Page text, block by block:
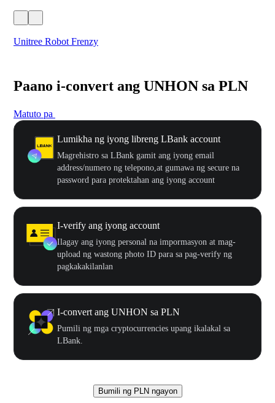
Unitree Robot Frenzy
Paano i-convert ang UNHON sa PLN
Matuto pa
Lumikha ng iyong libreng LBank account
Magrehistro sa LBank gamit ang iyong email
address/numero ng telepono,at gumawa ng secure na
password para protektahan ang iyong account
I-verify ang iyong account
Ilagay ang iyong personal na impormasyon at mag-
upload ng wastong photo ID para sa pag-verify ng
pagkakakilanlan
I-convert ang UNHON sa PLN
Pumili ng mga cryptocurrencies upang ikalakal sa
LBank.
Bumili ng PLN ngayon